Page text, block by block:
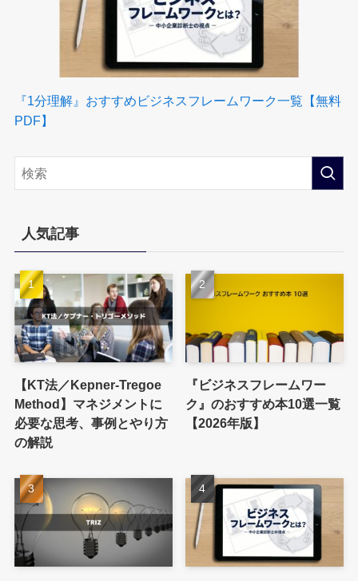
『1分理解』おすすめビジネスフレームワーク一覧【無料
PDF】
人気記事
【KT法／Kepner-Tregoe
Method】マネジメントに
必要な思考、事例とやり方
の解説
『ビジネスフレームワー
ク』のおすすめ本10選一覧
【2026年版】